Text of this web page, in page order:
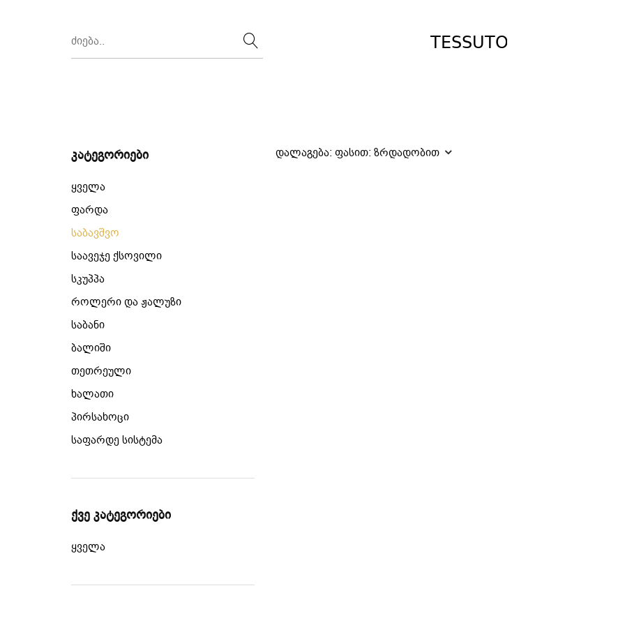
კატეგორიები
ყველა
ფარდა
საბავშვო
საავეჯე ქსოვილი
სკუპპა
როლერი და ჟალუზი
საბანი
ბალიში
თეთრეული
ხალათი
პირსახოცი
საფარდე სისტემა
ქვე კატეგორიები
ყველა
დალაგება: ფასით: ზრდადობით